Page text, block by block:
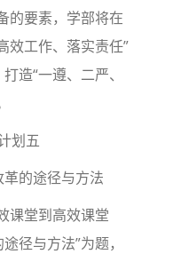
的要素，学部将在
效工作、落实责任”
造“一遵、二严、
划五
的途径与方法
课堂到高效课堂
径与方法”为题，